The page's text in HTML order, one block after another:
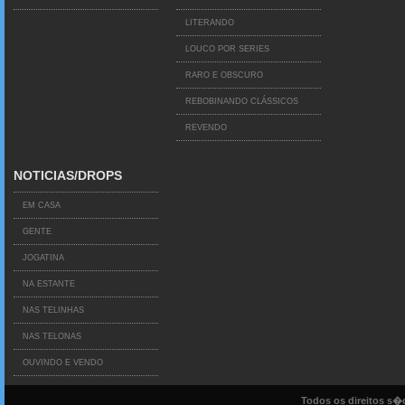
LITERANDO
LOUCO POR SERIES
RARO E OBSCURO
REBOBINANDO CLÁSSICOS
REVENDO
NOTICIAS/DROPS
EM CASA
GENTE
JOGATINA
NA ESTANTE
NAS TELINHAS
NAS TELONAS
OUVINDO E VENDO
Todos os direitos